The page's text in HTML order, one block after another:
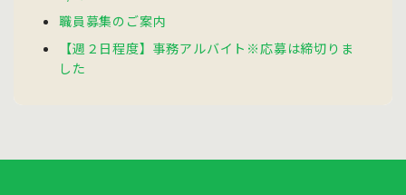
職員募集のご案内
【週２日程度】事務アルバイト※応募は締切りま
した